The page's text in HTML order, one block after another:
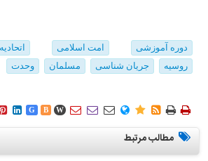
دوره آموزشی امت اسلامی
روسیه
جریان شناسی مسلمان وحدت
 G B W        
مطالب مرتبط